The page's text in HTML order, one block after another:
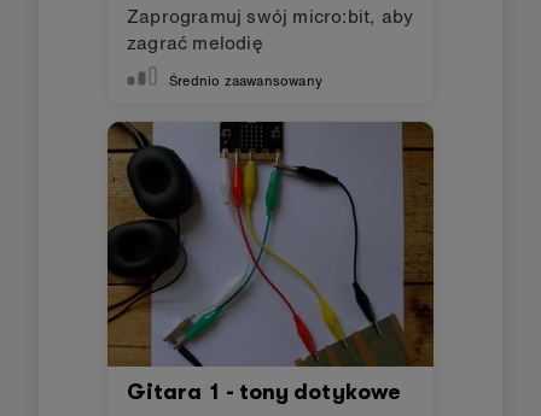
Zaprogramuj swój micro:bit, aby
zagrać melodię
Średnio zaawansowany
Gitara 1 - tony dotykowe